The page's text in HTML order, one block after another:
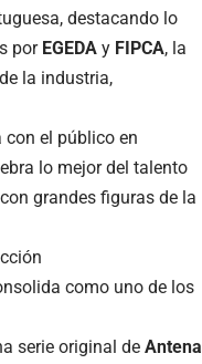
destacando lo
por EGEDA y FIPCA, la
la industria,
con el público en
lo mejor del talento
grandes figuras de la
como uno de los
serie original de Antena